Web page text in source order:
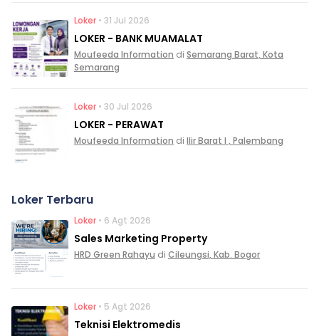
Loker • 31 Jul 2026
LOKER - BANK MUAMALAT
Moufeeda Information di Semarang Barat, Kota
Semarang
Loker • 30 Jul 2026
LOKER - PERAWAT
Moufeeda Information di Ilir Barat I , Palembang
Loker Terbaru
Loker • 6 Agt 2026
Sales Marketing Property
HRD Green Rahayu di Cileungsi, Kab. Bogor
Loker • 5 Agt 2026
Teknisi Elektromedis